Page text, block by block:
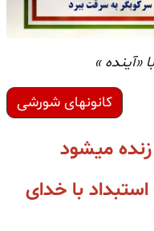
»
کانونهای شورشی
میشود
با خدای